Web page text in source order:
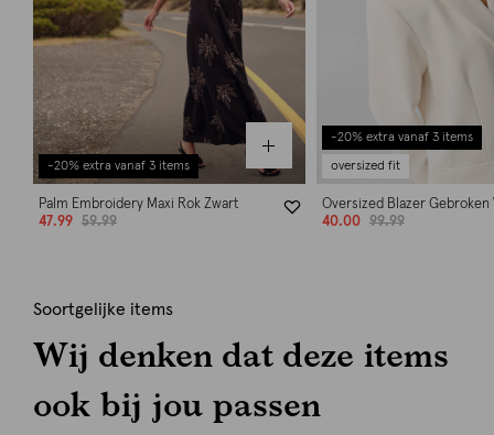
-20% extra vanaf 3 items
Palm Embroidery Maxi Rok Zwart
47.99
59.99
-20% extra vanaf 3 items
oversized fit
Oversized Blazer Gebroken
40.00
99.99
Soortgelijke items
Wij denken dat deze items
ook bij jou passen